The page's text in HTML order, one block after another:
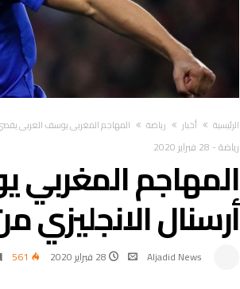
‫الرئيسية‬ أخبار رياضة المهاجم المغربي يوسف العربي يقصي
رياضة- 28 فبراير 2020
المهاجم
أرسنال الانجليزي
Aljadid News 28 فبراير 2020 561